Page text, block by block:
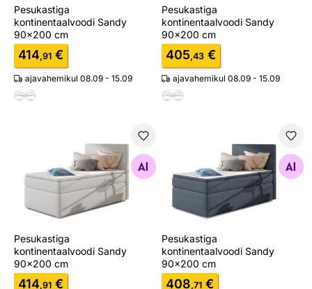
Pesukastiga
kontinentaalvoodi Sandy
90x200 cm
414,91 €
ajavahemikul 08.09 - 15.09
Pesukastiga
kontinentaalvoodi Sandy
90x200 cm
405,43 €
ajavahemikul 08.09 - 15.09
Pesukastiga kontinentaalvoodi Sandy 90x200 cm
Otsi sarnaseid
Pesukastiga
kontinentaalvoodi Sandy
90x200 cm
414,91 €
Pesukastiga
Otsi sarnaseid
Pesukastiga
kontinentaalvoodi Sandy
90x200 cm
408,71 €